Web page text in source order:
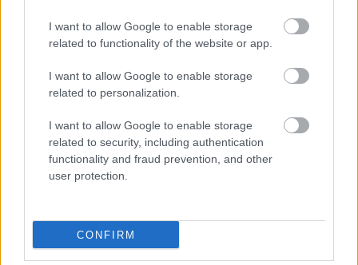
I want to allow Google to enable storage
related to functionality of the website or app.
I want to allow Google to enable storage
related to personalization.
I want to allow Google to enable storage
related to security, including authentication
functionality and fraud prevention, and other
user protection.
CONFIRM
Tendencias de mercado – enero: subida de precios
de LaLiga, gracias principalmente a un incremento en la demanda por
jugadores de nivel medio-alto. Varios cracks han bajado de precio.